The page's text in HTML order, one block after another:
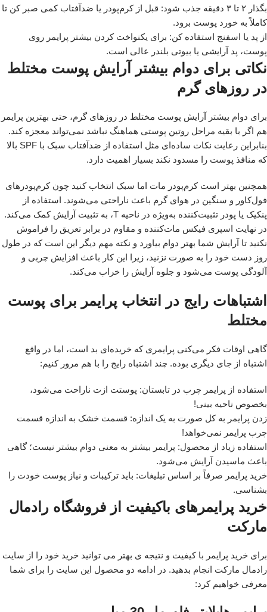
بگذار ۲ تا ۳ دقیقه جذب شود: قبل از کرم‌پودر یا ضدآفتاب کمی صبر کن تا
کاملاً به خورد پوست برود.
از پد یا اسفنج استفاده کن: برای یکنواخت کردن بیشتر پرایمر روی
پوست، پد آرایشی یا بیوتی بلندر عالی است.
نکاتی برای دوام بیشتر آرایش پوست مختلط
در روزهای گرم
برای دوام بیشتر آرایش پوست مختلط در روزهای گرم، حتی بهترین پرایمر
هم اگر با بقیه مراحل روتین پوستی هماهنگ نباشد نمی‌تواند معجزه کند.
بنابراین رعایت نکات ساده‌ای مثل استفاده از ضدآفتاب سبک با SPF بالا
که منافذ پوست را مسدود نکند بسیار اهمیت دارد.
همچنین بهتر است کرم‌پودر مات اما سبک انتخاب کنید چون کرم‌پودرهای
فول‌کاور و سنگین در هوای گرم باعث ناراحتی می‌شوند. استفاده از
پنکیک یا پودر تثبیت‌کننده به‌ویژه در ناحیه T، به تثبیت آرایش کمک می‌کند.
در نهایت اسپری فیکس مات‌کننده و مقاوم در برابر تعریق را فراموش
نکنید تا آرایش شما بهتر دوام بیاورد و نکته مهم دیگر این است که در طول
روز دست خود را به صورت نزنید، زیرا این کار باعث افزایش چربی و
آلودگی پوست می‌شود و جلوه آرایش را خراب می‌کند.
اشتباهات رایج در انتخاب پرایمر برای پوست
مختلط
گاهی اوقات فکر می‌کنی پرایمری که خریده‌ای بد است، اما در واقع
اشتباه از جای دیگری بوده. چند اشتباه رایج را با هم مرور کنیم:
استفاده از پرایمر چرب در تابستان: پوستت ازت ناراحت می‌شود،
بخصوص ناحیه بینی!
زدن پرایمر به کل صورت به یک اندازه: قسمت خشک به اندازه قسمت
چرب پرایمر نمی‌خواهد!
استفاده زیاد از محصول: پرایمر بیشتر به معنی دوام بیشتر نیست؛ گاهی
باعث ماسیدن آرایش می‌شود.
خرید پرایمر صرفاً بر اساس تبلیغات: باید ترکیبات و نیاز پوست خودت را
بشناسی.
خرید پرایمرهای باکیفیت از فروشگاه رادمال
مارکت
برای خرید پرایمر با کیفیت و نتیجه ی بهتر می توانید خرید خود را از سایت
رادمال مارکت انجام بدهید. در ادامه دو محصول این سایت را برای شما
معرفی خواهیم کرد: